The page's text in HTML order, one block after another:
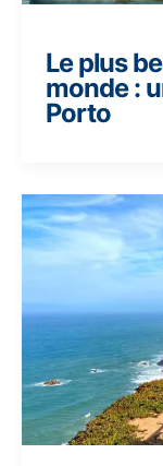
Le plus
monde :
Porto